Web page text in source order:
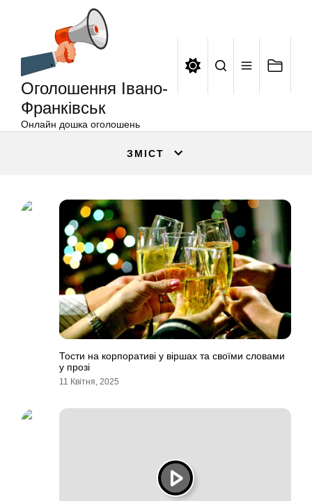
Оголошення Івано-
Франківськ
Онлайн дошка оголошень
ЗМІСТ
Тости на корпоративі у віршах та своїми словами
у прозі
11 Квітня, 2025